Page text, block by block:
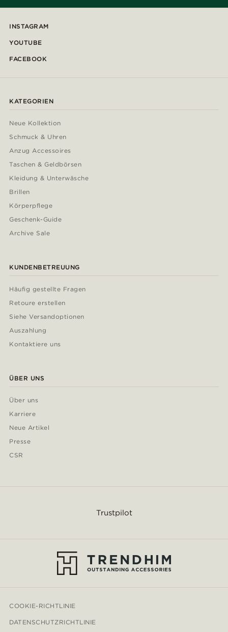
INSTAGRAM
YOUTUBE
FACEBOOK
KATEGORIEN
Neue Kollektion
Schmuck & Uhren
Anzug Accessoires
Taschen & Geldbörsen
Kleidung & Unterwäsche
Brillen
Körperpflege
Geschenk-Guide
Archive Sale
KUNDENBETREUUNG
Häufig gestellte Fragen
Retoure erstellen
Siehe Versandoptionen
Auszahlung
Kontaktiere uns
ÜBER UNS
Über uns
Karriere
Neue Artikel
Presse
CSR
Trustpilot
COOKIE-RICHTLINIE
DATENSCHUTZRICHTLINIE